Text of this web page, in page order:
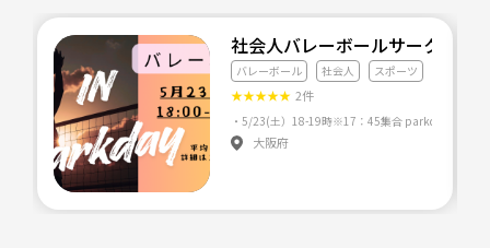
練習・試合予定は下記URLを参照下さい。
https://profile.ameba.jp/ameba/evc2009
★2022年9月時点：西宮バレーボール協会登録に向けて、6人制/9人制を
対象に女性メンバー募集中。
社会人バレーボールサークル
バレーボール 社会人 スポーツ
★★★★★ 2件
大阪府